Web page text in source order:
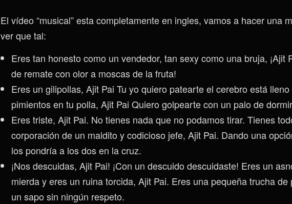
El vídeo “musical” esta completamente en ingles, vamos a hacer una
ver que tal:
Eres tan honesto como un vendedor, tan sexy como una bruja, ¡Ajit
de remate con olor a moscas de la fruta!
Eres un gilipollas, Ajit Pai Tu yo quiero patearte el cerebro está
pimientos en tu polla, Ajit Pai Quiero golpearte con un palo de
Eres triste, Ajit Pai. No tienes nada que no podamos tirar. Tienes
corporación de un maldito y codicioso jefe, Ajit Pai. Dando una
los pondría a los dos en la cruz.
¡Nos descuidas, Ajit Pai! ¡Con un descuido descuidaste! Eres un
mierda y eres un ruina torcida, Ajit Pai. Eres una pequeña trucha de
un sapo sin ningún respeto.